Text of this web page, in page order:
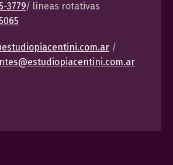
3779/ líneas rotativas
/